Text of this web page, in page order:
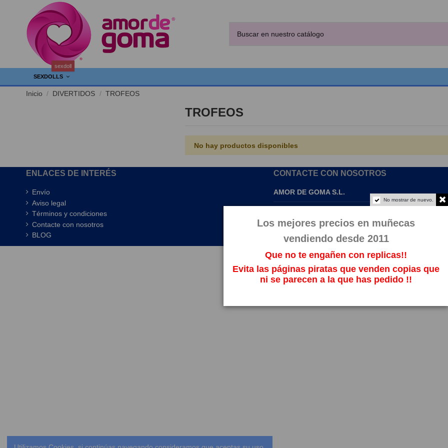
SEXDOLLS
sexdoll
Inicio DIVERTIDOS TROFEOS
TROFEOS
No hay productos disponibles
ENLACES DE INTERÉS
Envío
Aviso legal
Términos y condiciones
Contacte con nosotros
BLOG
CONTACTE CON NOSOTROS
AMOR DE GOMA S.L.
No mostrar de nuevo.
Los mejores precios en muñecas
vendiendo desde 2011
Que no te engañen con replicas!!
Evita las páginas piratas que venden copias que
ni se parecen a la que has pedido !!